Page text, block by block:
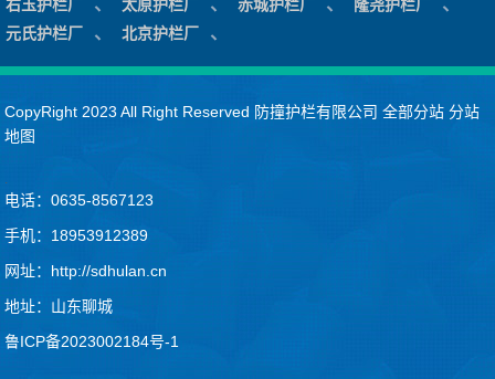
右玉护栏厂 、 太原护栏厂 、 赤城护栏厂 、 隆尧护栏厂 、
元氏护栏厂 、 北京护栏厂 、
CopyRight 2023 All Right Reserved 防撞护栏有限公司全部分站 分站
地图
.
电话：0635-8567123
手机：18953912389
网址：http://sdhulan.cn
地址：山东聊城
鲁ICP备2023002184号-1